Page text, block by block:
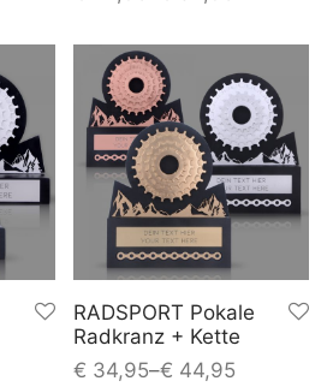
RADSPORT Pokale
Radkranz + Kette
€ 34,95–€ 44,95